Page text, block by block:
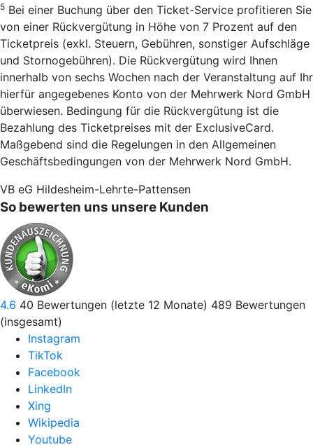
5 Bei einer Buchung über den Ticket-Service profitieren Sie
von einer Rückvergütung in Höhe von 7 Prozent auf den
Ticketpreis (exkl. Steuern, Gebühren, sonstiger Aufschläge
und Stornogebühren). Die Rückvergütung wird Ihnen
innerhalb von sechs Wochen nach der Veranstaltung auf Ihr
hierfür angegebenes Konto von der Mehrwerk Nord GmbH
überwiesen. Bedingung für die Rückvergütung ist die
Bezahlung des Ticketpreises mit der ExclusiveCard.
Maßgebend sind die Regelungen in den Allgemeinen
Geschäftsbedingungen von der Mehrwerk Nord GmbH.
VB eG Hildesheim-Lehrte-Pattensen
So bewerten uns unsere Kunden
4.6 40 Bewertungen (letzte 12 Monate) 489 Bewertungen
(insgesamt)
Instagram
TikTok
Facebook
LinkedIn
Xing
Wikipedia
Youtube